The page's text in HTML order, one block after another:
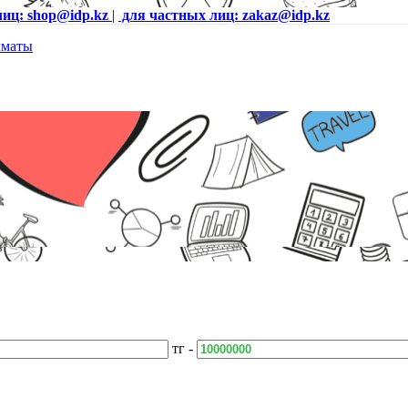
shop@idp.kz | для частных лиц: zakaz@idp.kz
тг -